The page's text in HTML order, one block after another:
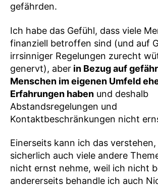
gefährden.
Ich habe das Gefühl, dass viele
finanziell betroffen sind (und auf
irrsinniger Regelungen zurecht
genervt), aber in Bezug auf
Menschen im eigenen Umfeld
Erfahrungen haben und deshalb
Abstandsregelungen und
Kontaktbeschränkungen nicht
Einerseits kann ich das
sicherlich auch viele andere
nicht ernst nehme, weil ich nicht
andererseits behandle ich auch